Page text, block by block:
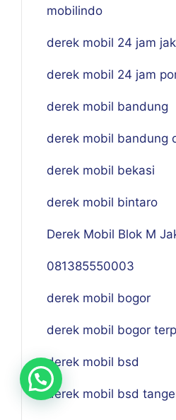
mobilindo
derek mobil 24 jam
derek mobil 24 jam
derek mobil bandung
derek mobil bandung
derek mobil bekasi
derek mobil bintaro
Derek Mobil Blok M
081385550003
derek mobil bogor
derek mobil bogor
derek mobil bsd
derek mobil bsd